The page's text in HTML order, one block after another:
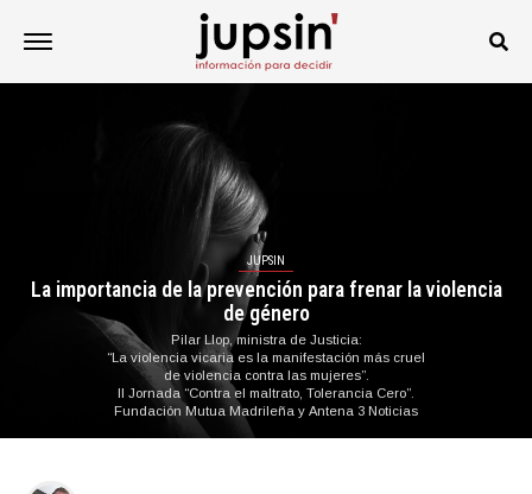
JUPSIN
La importancia de la prevención para frenar la violencia
de género
Pilar Llop, ministra de Justicia:
“La violencia vicaria es la manifestación más cruel
de violencia contra las mujeres”.
II Jornada “Contra el maltrato, Tolerancia Cero”.
Fundación Mutua Madrileña y Antena 3 Noticias